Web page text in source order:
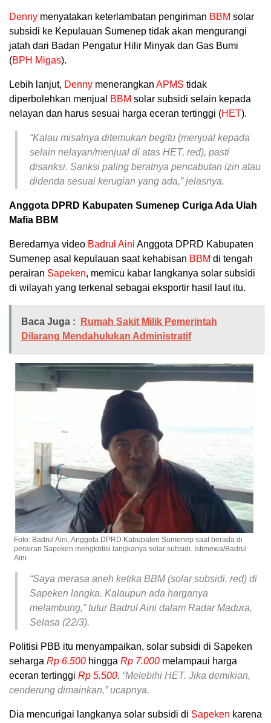
Denny menyatakan keterlambatan pengiriman BBM solar
subsidi ke Kepulauan Sumenep tidak akan mengurangi
jatah dari Badan Pengatur Hilir Minyak dan Gas Bumi
(BPH Migas).
Lebih lanjut, Denny menerangkan APMS tidak
diperbolehkan menjual BBM solar subsidi selain kepada
nelayan dan harus sesuai harga eceran tertinggi (HET).
“Kalau misalnya ditemukan begitu (menjual kepada
selain nelayan/menjual di atas HET, red), pasti
disanksi. Sanksi paling beratnya pencabutan izin atau
didenda sesuai kerugian yang ada,” jelasnya.
Anggota DPRD Kabupaten Sumenep Curiga Ada Ulah
Mafia BBM
Beredarnya video Badrul Aini Anggota DPRD Kabupaten
Sumenep asal kepulauan saat kehabisan BBM di tengah
perairan Sapeken, memicu kabar langkanya solar subsidi
di wilayah yang terkenal sebagai eksportir hasil laut itu.
Baca Juga :
Rumah Sakit Milik Pemerintah
Dilarang Mendahulukan Administratif
Foto: Badrul Aini, Anggota DPRD Kabupaten Sumenep saat berada di
perairan Sapeken mengkritisi langkanya solar subsidi. Istimewa/Badrul
Aini
“Saya merasa aneh ketika BBM (solar subsidi, red) di
Sapeken langka. Kalaupun ada harganya
melambung,” tutur Badrul Aini dalam Radar Madura,
Selasa (22/3).
Politisi PBB itu menyampaikan, solar subsidi di Sapeken
seharga Rp 6.500 hingga Rp 7.000 melampaui harga
eceran tertinggi Rp 5.500. “Melebihi HET. Jika demikian,
cenderung dimainkan,” ucapnya.
Dia mencurigai langkanya solar subsidi di Sapeken karena